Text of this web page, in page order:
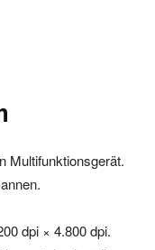
Multifunktionsgerät.
dpi × 4.800 dpi.